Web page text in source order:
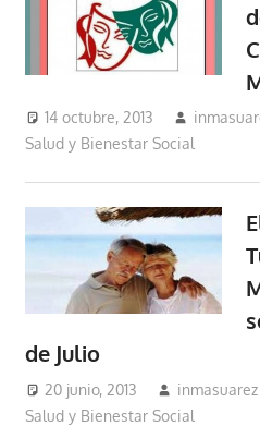
14 octubre, 2013
Salud y Bienestar Social
de Julio
20 junio, 2013 inmasuarez
Salud y Bienestar Social